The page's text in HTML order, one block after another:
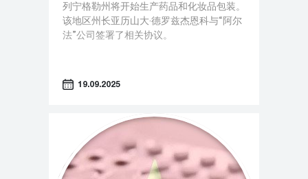
列宁格勒州将开始生产药品和化妆品包装。
该地区州长亚历山大·德罗兹杰恩科与“阿尔
法”公司签署了相关协议。
19.09.2025